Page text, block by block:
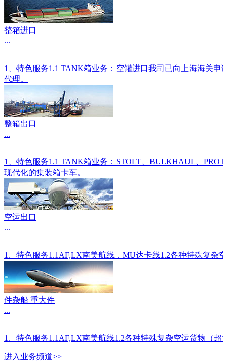
整箱进口
...
1、特色服务1.1 TANK箱业务：空罐进口我司已向上海海关
代理。
整箱出口
...
1、特色服务1.1 TANK箱业务：STOLT、BULKHAUL、
现代化的集装箱卡车。
空运出口
...
1、特色服务1.1AF,LX南美航线，MU达卡线1.2各种特殊复杂
件杂船 重大件
...
1、特色服务1.1AF,LX南美航线1.2各种特殊复杂空运货物（
进入 业务频道>>